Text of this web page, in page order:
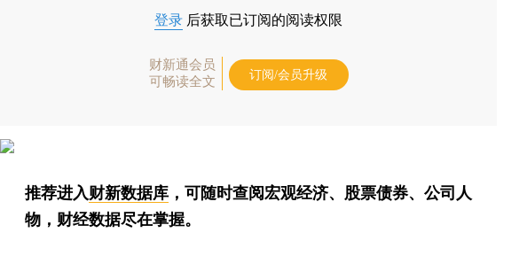
登录 后获取已订阅的阅读权限
财新通会员
可畅读全文
订阅/会员升级
推荐进入财新数据库 ，可随时查阅宏观经济、股票债券、公司人
物，财经数据尽在掌握。